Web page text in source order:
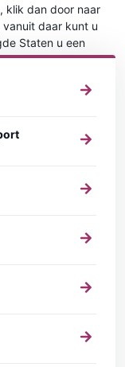
klik dan door naar
vanuit daar kunt u
Staten u een